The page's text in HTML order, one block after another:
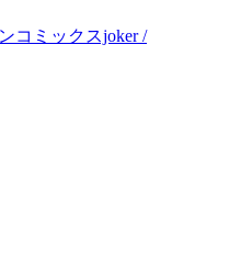
コミックスjoker /